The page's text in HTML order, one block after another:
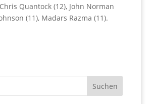
Quantock (12), John Norman
(11), Madars Razma (11).